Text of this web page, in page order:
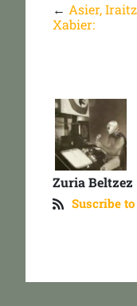
← Asier,
Xabier:
Zuria Beltzez
Suscribe